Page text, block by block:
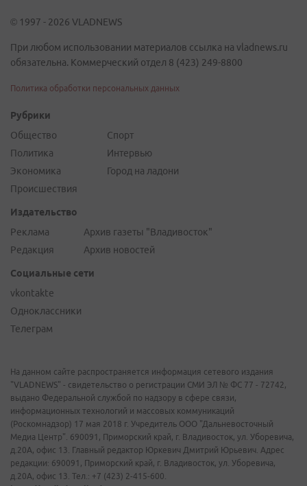
© 1997 - 2026 VLADNEWS
При любом использовании материалов ссылка на vladnews.ru
обязательна. Коммерческий отдел 8 (423) 249-8800
Политика обработки персональных данных
Рубрики
Общество
Политика
Экономика
Происшествия
Спорт
Интервью
Город на ладони
Издательство
Реклама
Редакция
Архив газеты "Владивосток"
Архив новостей
Социальные сети
vkontakte
Одноклассники
Телеграм
На данном сайте распространяется информация сетевого издания
"VLADNEWS" - свидетельство о регистрации СМИ ЭЛ № ФС 77 - 72742,
выдано Федеральной службой по надзору в сфере связи,
информационных технологий и массовых коммуникаций
(Роскомнадзор) 17 мая 2018 г. Учредитель ООО "Дальневосточный
Медиа Центр". 690091, Приморский край, г. Владивосток, ул. Уборевича,
д.20А, офис 13. Главный редактор Юркевич Дмитрий Юрьевич. Адрес
редакции: 690091, Приморский край, г. Владивосток, ул. Уборевича,
д.20А, офис 13. Тел.: +7 (423) 2-415-600.